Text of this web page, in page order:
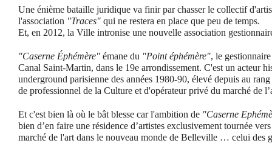
Une énième bataille juridique va finir par chasser le collectif
l'association "Traces" qui ne restera en place que peu de temps.
Et, en 2012, la Ville intronise une nouvelle association
"Caserne Éphémère" émane du "Point éphémère", le
Canal Saint-Martin, dans le 19e arrondissement. C'est un acteur
underground parisienne des années 1980-90, élevé depuis au
de professionnel de la Culture et d'opérateur privé du marché de
Et c'est bien là où le bât blesse car l'ambition de "Caserne
bien d’en faire une résidence d’artistes exclusivement tournée
marché de l'art dans le nouveau monde de Belleville … celui des